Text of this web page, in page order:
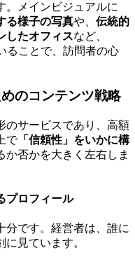
。メインビジュアルに
る様子の写真や、 伝統的
したオフィスなど、
ることで、訪問者の心
のコンテンツ戦略
のサービスであり、高額
で「信頼性」をいかに構
か否かを大きく左右しま
プロフィール
分です。経営者は、誰に
見ています。